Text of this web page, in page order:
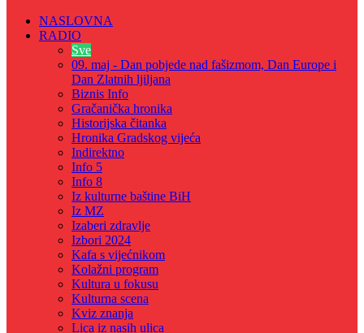
NASLOVNA
RADIO
Sve
09. maj - Dan pobjede nad fašizmom, Dan Europe i
Dan Zlatnih ljiljana
Biznis Info
Gračanička hronika
Historijska čitanka
Hronika Gradskog vijeća
Indirektno
Info 5
Info 8
Iz kulturne baštine BiH
Iz MZ
Izaberi zdravlje
Izbori 2024
Kafa s vijećnikom
Kolažni program
Kultura u fokusu
Kulturna scena
Kviz znanja
Lica iz nasih ulica